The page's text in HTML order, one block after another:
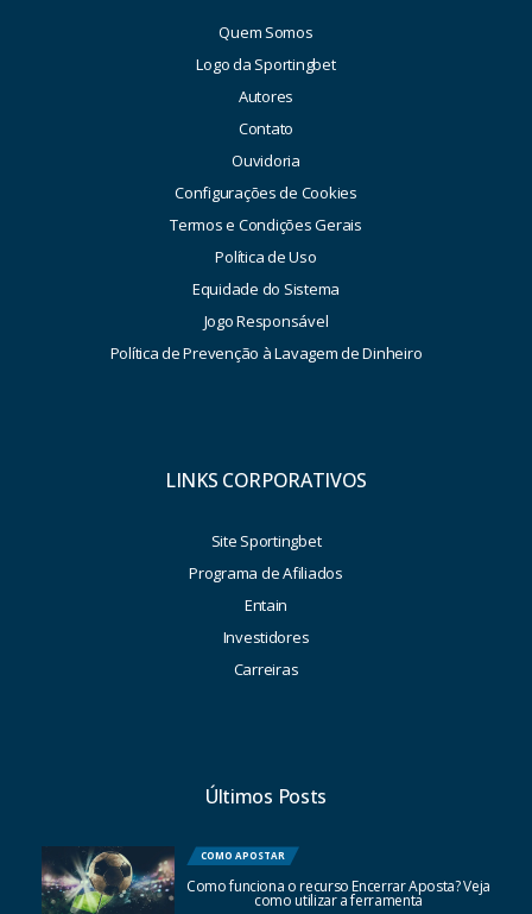
Quem Somos
Logo da Sportingbet
Autores
Contato
Ouvidoria
Configurações de Cookies
Termos e Condições Gerais
Política de Uso
Equidade do Sistema
Jogo Responsável
Política de Prevenção à Lavagem de Dinheiro
LINKS CORPORATIVOS
Site Sportingbet
Programa de Afiliados
Entain
Investidores
Carreiras
Últimos Posts
COMO APOSTAR
Como funciona o recurso Encerrar Aposta? Veja
como utilizar a ferramenta